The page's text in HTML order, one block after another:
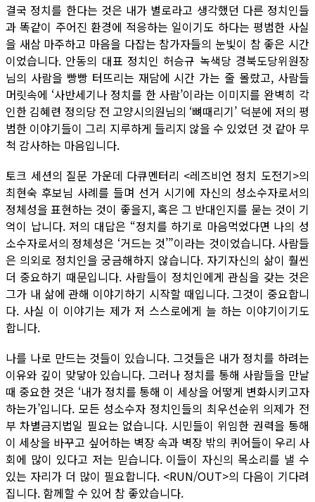
결국 정치를 한다는 것은 내가 별로라고 생각했던 다른 정치인들
과 똑같이 주어진 환경에 적응하는 일이기도 하다는 평범한 사실
을 새삼 마주하고 마음을 다잡는 참가자들의 눈빛이 참 좋은 시간
이었습니다. 안동의 대표 정치인 허승규 녹색당 경북도당위원장
님의 사람을 빵빵 터뜨리는 재담에 시간 가는 줄 몰랐고, 사람들
머릿속에 ‘사반세기나 정치를 한 사람’이라는 이미지를 완벽히 각
인한 김혜련 정의당 전 고양시의원님의 ‘뼈때리기’ 덕분에 저의 평
범한 이야기들이 그리 지루하게 들리지 않을 수 있었던 것 같아 무
척 감사하는 마음입니다.
토크 세션의 질문 가운데 다큐멘터리 <레즈비언 정치 도전기>의
최현숙 후보님 사례를 들며 선거 시기에 자신의 성소수자로서의
정체성을 표현하는 것이 좋을지, 혹은 그 반대인지를 묻는 것이 기
억이 납니다. 저의 대답은 “정치를 하기로 마음먹었다면 나의 성
소수자로서의 정체성은 ‘거드는 것’”이라는 것이었습니다. 사람들
은 의외로 정치인을 궁금해하지 않습니다. 자기자신의 삶이 훨씬
더 중요하기 때문입니다. 사람들이 정치인에게 관심을 갖는 것은
그가 내 삶에 관해 이야기하기 시작할 때입니다. 그것이 중요합니
다. 사실 이 이야기는 제가 저 스스로에게 늘 하는 이야기이기도
합니다.
나를 나로 만드는 것들이 있습니다. 그것들은 내가 정치를 하려는
이유와 깊이 맞닿아 있습니다. 그러나 정치를 통해 사람들을 만날
때 중요한 것은 ‘내가 정치를 통해 이 세상을 어떻게 변화시키고자
하는가’입니다. 모든 성소수자 정치인들의 최우선순위 의제가 전
부 차별금지법일 필요는 없습니다. 시민들이 위임한 권력을 통해
이 세상을 바꾸고 싶어하는 벽장 속과 벽장 밖의 퀴어들이 우리 사
회에 많이 있다고 저는 믿습니다. 이들이 자신의 목소리를 낼 수
있는 자리가 더 많이 필요합니다. <RUN/OUT>의 다음이 기다려
집니다. 함께할 수 있어 참 좋았습니다.